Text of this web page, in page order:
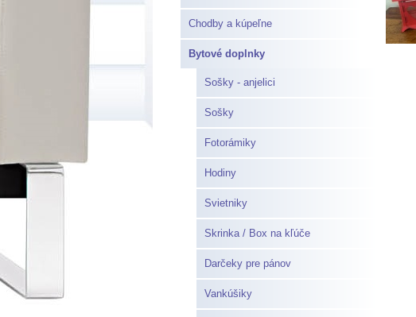
Chodby a kúpeľne
Bytové doplnky
Sošky - anjelici
Sošky
Fotorámiky
Hodiny
Svietniky
Skrinka / Box na kľúče
Darčeky pre pánov
Vankúšiky